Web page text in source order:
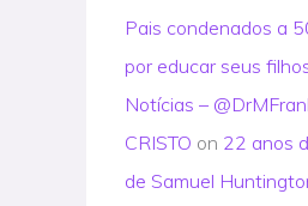
Pais condenados a
por educar seus
Notícias –
CRISTO on 22 anos
de Samuel